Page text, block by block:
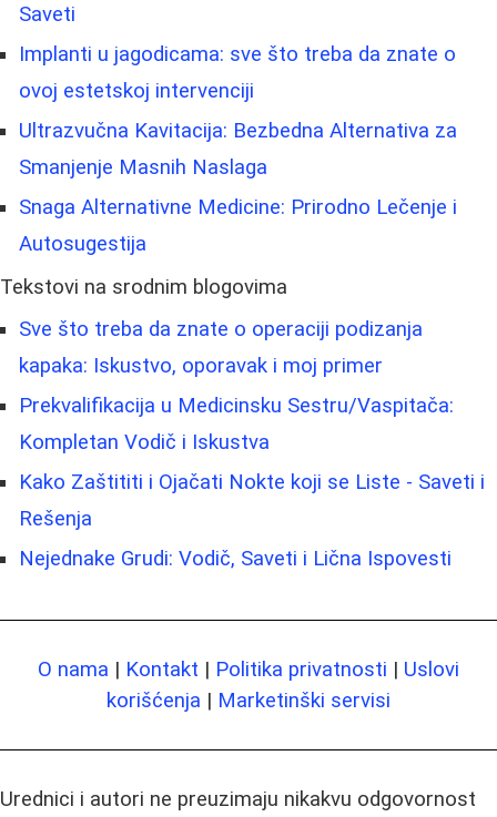
Saveti
Implanti u jagodicama: sve što treba da znate o
ovoj estetskoj intervenciji
Ultrazvučna Kavitacija: Bezbedna Alternativa za
Smanjenje Masnih Naslaga
Snaga Alternativne Medicine: Prirodno Lečenje i
Autosugestija
Tekstovi na srodnim blogovima
Sve što treba da znate o operaciji podizanja
kapaka: Iskustvo, oporavak i moj primer
Prekvalifikacija u Medicinsku Sestru/Vaspitača:
Kompletan Vodič i Iskustva
Kako Zaštititi i Ojačati Nokte koji se Liste - Saveti i
Rešenja
Nejednake Grudi: Vodič, Saveti i Lična Ispovesti
O nama | Kontakt | Politika privatnosti | Uslovi
korišćenja | Marketinški servisi
Urednici i autori ne preuzimaju nikakvu odgovornost